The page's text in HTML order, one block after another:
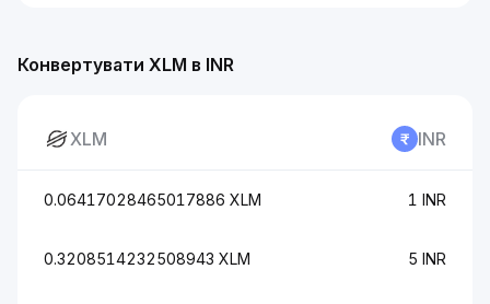
Конвертувати XLM в INR
XLM INR
0.06417028465017886 XLM 1 INR
0.3208514232508943 XLM 5 INR